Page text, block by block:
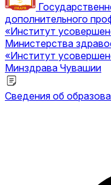
дополнительного
«Институт
Министерства
«Институт
Минздрава Чувашии
Сведения об